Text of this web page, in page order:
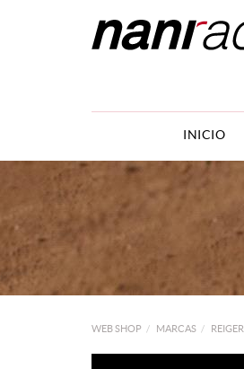
INICIO
WEB SHOP MARCAS REIGER